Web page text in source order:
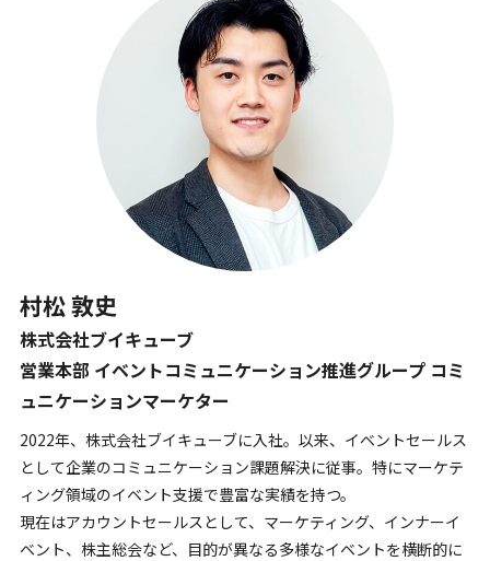
村松 敦史
株式会社ブイキューブ
営業本部 イベントコミュニケーション推進グループ コミ
ュニケーションマーケター
2022年、株式会社ブイキューブに入社。以来、イベントセールス
として企業のコミュニケーション課題解決に従事。特にマーケテ
ィング領域のイベント支援で豊富な実績を持つ。
現在はアカウントセールスとして、マーケティング、インナーイ
ベント、株主総会など、目的が異なる多様なイベントを横断的に